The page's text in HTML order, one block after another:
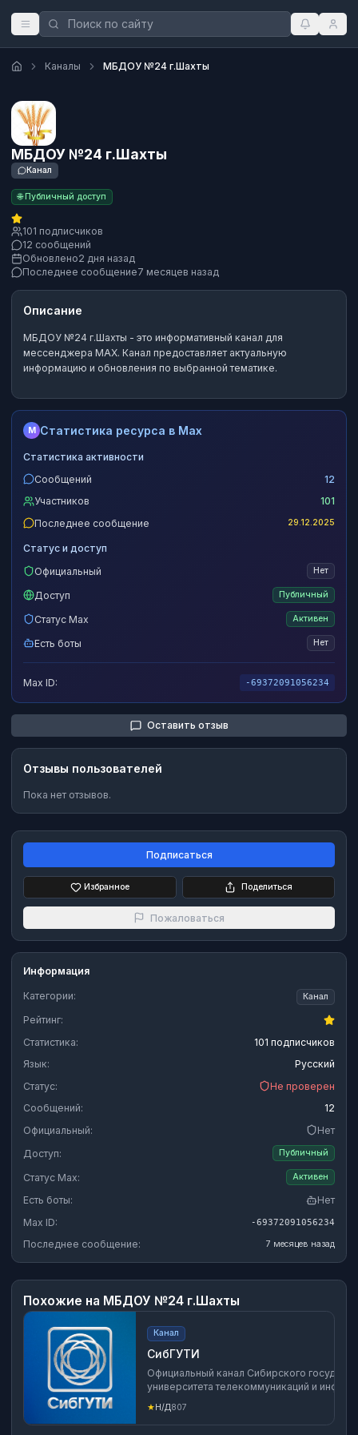
Каналы МБДОУ №24 г.Шахты
МБДОУ №24 г.Шахты
Канал
🌐 Публичный доступ
101 подписчиков
12 сообщений
Обновлено2 дня назад
Последнее сообщение7 месяцев назад
Описание
МБДОУ №24 г.Шахты - это информативный канал для
мессенджера MAX. Канал предоставляет актуальную
информацию и обновления по выбранной тематике.
M Статистика ресурса в Max
Статистика активности
Сообщений
12
Участников
101
Последнее сообщение
29.12.2025
Статус и доступ
Официальный
Нет
Доступ Публичный
Статус Max Активен
Есть боты Нет
Max ID: -69372091056234
Оставить отзыв
Отзывы пользователей
Пока нет отзывов.
Подписаться
Избранное Поделиться
Пожаловаться
Информация
Категории: Канал
Рейтинг:
Статистика:
101 подписчиков
Язык:
Русский
Статус:
Не проверен
Сообщений:
12
Официальный:
Нет
Доступ:
Публичный
Статус Max: Активен
Есть боты:
Нет
Max ID:
-69372091056234
Последнее сообщение: 7 месяцев назад
Похожие на МБДОУ №24 г.Шахты
Канал
СибГУТИ
Официальный канал Сибирского
университета телекоммуникаций и
Новосибирск) Чат для обсуждения:
https://max.ru/join/
tgMKcqqRbVt6EYw Филиалы в: Екатеринбурге —
★Н/Д807